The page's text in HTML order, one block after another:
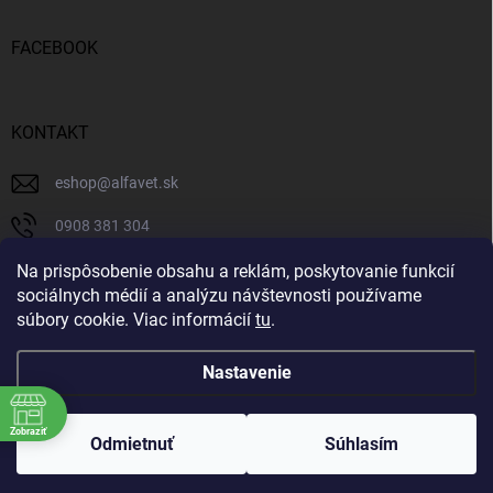
Na prispôsobenie obsahu a reklám, poskytovanie funkcií
sociálnych médií a analýzu návštevnosti používame
súbory cookie. Viac informácií tu.
Nastavenie
Odmietnuť Súhlasím
FACEBOOK
KONTAKT
eshop@alfavet.sk
0908 381 304
0908 381 304
Facebook
Vytvoril Shoptet
Copyright 2026AlfaVet veterinárna lekáreň. Všetky práva vyhradené.
Upraviť nastavenie cookies
Zobraziť